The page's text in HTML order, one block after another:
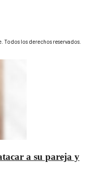
los derechos reservados.
a su pareja y